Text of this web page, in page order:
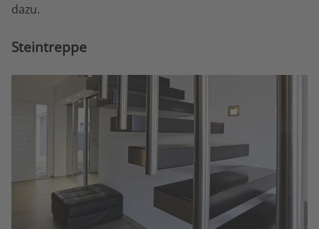
dazu.
Steintreppe